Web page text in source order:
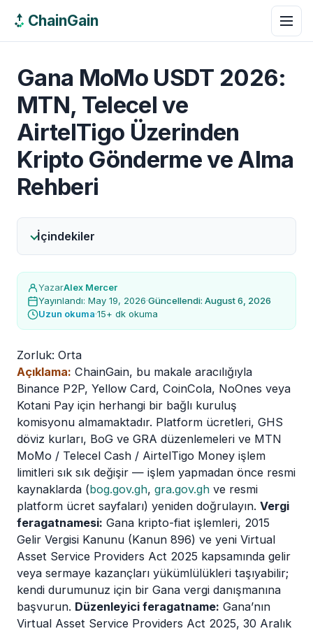
ChainGain
Gana MoMo USDT 2026:
MTN, Telecel ve
AirtelTigo Üzerinden
Kripto Gönderme ve Alma
Rehberi
İçindekiler
YazarAlex Mercer
Yayınlandı: May 19, 2026·Güncellendi: August 6, 2026
Uzun okuma·15+ dk okuma
Zorluk: Orta
Açıklama: ChainGain, bu makale aracılığıyla
Binance P2P, Yellow Card, CoinCola, NoOnes veya
Kotani Pay için herhangi bir bağlı kuruluş
komisyonu almamaktadır. Platform ücretleri, GHS
döviz kurları, BoG ve GRA düzenlemeleri ve MTN
MoMo / Telecel Cash / AirtelTigo Money işlem
limitleri sık sık değişir — işlem yapmadan önce resmi
kaynaklarda (bog.gov.gh, gra.gov.gh ve resmi
platform ücret sayfaları) yeniden doğrulayın. Vergi
feragatnamesi: Gana kripto-fiat işlemleri, 2015
Gelir Vergisi Kanunu (Kanun 896) ve yeni Virtual
Asset Service Providers Act 2025 kapsamında gelir
veya sermaye kazançları yükümlülükleri taşıyabilir;
kendi durumunuz için bir Gana vergi danışmanına
başvurun. Düzenleyici feragatname: Gana’nın
Virtual Asset Service Providers Act 2025, 30 Aralık